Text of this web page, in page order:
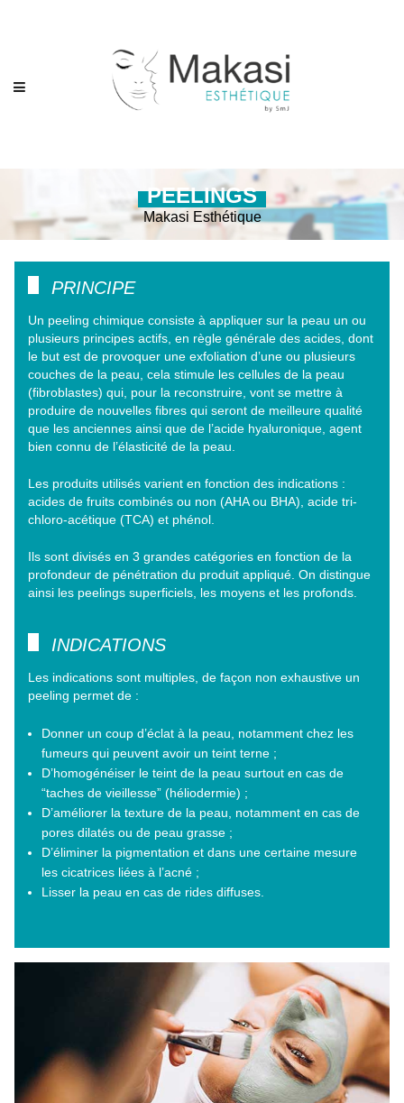
PEELINGS
Makasi Esthétique
PRINCIPE
Un peeling chimique consiste à appliquer sur la peau un ou
plusieurs principes actifs, en règle générale des acides, dont
le but est de provoquer une exfoliation d’une ou plusieurs
couches de la peau, cela stimule les cellules de la peau
(fibroblastes) qui, pour la reconstruire, vont se mettre à
produire de nouvelles fibres qui seront de meilleure qualité
que les anciennes ainsi que de l’acide hyaluronique, agent
bien connu de l’élasticité de la peau.
Les produits utilisés varient en fonction des indications :
acides de fruits combinés ou non (AHA ou BHA), acide tri-
chloro-acétique (TCA) et phénol.
Ils sont divisés en 3 grandes catégories en fonction de la
profondeur de pénétration du produit appliqué. On distingue
ainsi les peelings superficiels, les moyens et les profonds.
INDICATIONS
Les indications sont multiples, de façon non exhaustive un
peeling permet de :
Donner un coup d’éclat à la peau, notamment chez les
fumeurs qui peuvent avoir un teint terne ;
D’homogénéiser le teint de la peau surtout en cas de
“taches de vieillesse” (héliodermie) ;
D’améliorer la texture de la peau, notamment en cas de
pores dilatés ou de peau grasse ;
D’éliminer la pigmentation et dans une certaine mesure
les cicatrices liées à l’acné ;
Lisser la peau en cas de rides diffuses.